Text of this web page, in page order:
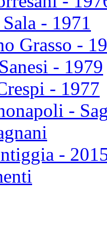
- 1971
Grasso -
- 1979
- 1977
-
-